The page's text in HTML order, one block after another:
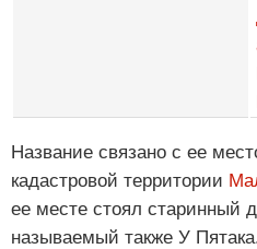
Название связано с ее
кадастровой территории
ее месте стоял старинный
называемый также У